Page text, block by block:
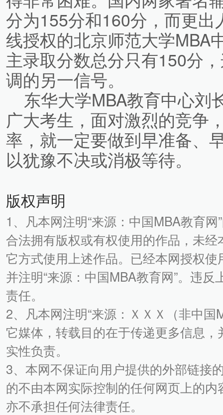
分为155分和160分，而更
线授权的北京师范大学MBA
主录取分数总分只有150分
调的另一信号。
东华大学MBA教育中心刘
广大考生，面对激烈的竞争
率，就一定要做到早准备、
以犹豫不决或消极等待。
版权声明
1、凡本网注明“来源：中国MBA教育
合法拥有版权或有权使用的作品，未
它方式使用上述作品。已经本网授权
并注明“来源：中国MBA教育网”。违
责任。
2、凡本网注明“来源：ＸＸＸ（非中
它媒体，转载目的在于传递更多信息
实性负责。
3、本网不保证向用户提供的外部链接
的不由本网实际控制的任何网页上的
亦不承担任何法律责任。